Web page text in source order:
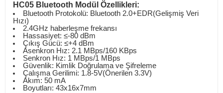
HC05 Bluetooth Modül Özellikleri:
Bluetooth Protokolü: Bluetooth 2.0+EDR(Gelişmiş Veri
Hızı)
2.4GHz haberleşme frekansı
Hassasiyet: ≤-80 dBm
Çıkış Gücü: ≤+4 dBm
Asenkron Hız: 2.1 MBps/160 KBps
Senkron Hız: 1 MBps/1 MBps
Güvenlik: Kimlik Doğrulama ve Şifreleme
Çalışma Gerilimi: 1.8-5V(Önerilen 3.3V)
Akım: 50 mA
Boyutları: 43x16x7mm